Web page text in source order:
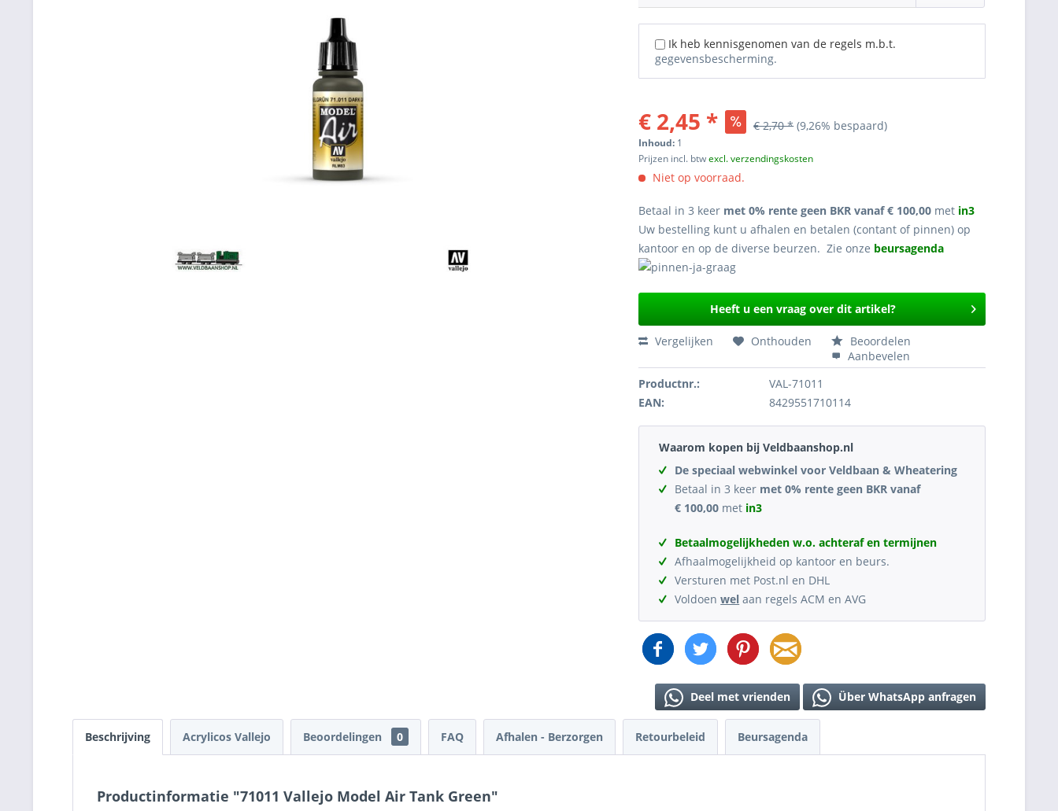
Ik heb kennisgenomen van de regels m.b.t.
gegevensbescherming.
€ 2,45 * € 2,70 * (9,26% bespaard)
Inhoud: 1
Prijzen incl. btwexcl. verzendingskosten
Niet op voorraad.
Betaal in 3 keer met 0% rente geen BKR vanaf € 100,00 met in3
Uw bestelling kunt u afhalen en betalen (contant of pinnen) op
kantoor en op de diverse beurzen. Zie onze beursagenda
Heeft u een vraag over dit artikel?
Vergelijken Onthouden
Beoordelen
Aanbevelen
Productnr.:
VAL-71011
EAN:
8429551710114
Waarom kopen bij Veldbaanshop.nl
De speciaal webwinkel voor Veldbaan & Wheatering
Betaal in 3 keer met 0% rente geen BKR vanaf
€ 100,00 met in3
Betaalmogelijkheden w.o. achteraf en termijnen
Afhaalmogelijkheid op kantoor en beurs.
Versturen met Post.nl en DHL
Voldoenwel aan regels ACM en AVG
Deel met vrienden Über WhatsApp anfragen
Beschrijving Acrylicos Vallejo Beoordelingen 0 FAQ Afhalen - Berzorgen Retourbeleid Beursagenda
Productinformatie "71011 Vallejo Model Air Tank Green"